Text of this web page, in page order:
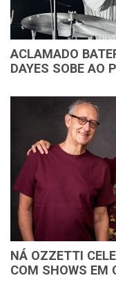
ACLAMADO
DAYES SOBE AO
NÁ OZZETTI
COM SHOWS EM